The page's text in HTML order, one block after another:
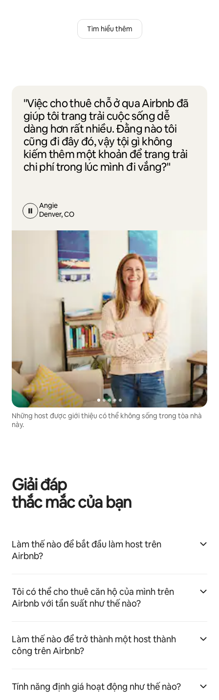
Tìm hiểu thêm
"Việc cho thuê chỗ ở qua Airbnb đã
giúp tôi trang trải cuộc sống dễ
dàng hơn rất nhiều. Đằng nào tôi
cũng đi đây đó, vậy tội gì không
kiếm thêm một khoản để trang trải
chi phí trong lúc mình đi vắng?"
Angie
Denver, CO
Những host được giới thiệu có thể không sống trong tòa nhà
này.
Giải đáp
thắc mắc của bạn
Làm thế nào để bắt đầu làm host trên
Airbnb?
Tôi có thể cho thuê căn hộ của mình trên
Airbnb với tần suất như thế nào?
Làm thế nào để trở thành một host thành
công trên Airbnb?
Tính năng định giá hoạt động như thế nào?